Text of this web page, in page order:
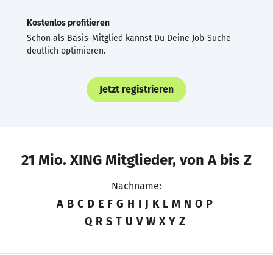
Kostenlos profitieren
Schon als Basis-Mitglied kannst Du Deine Job-Suche
deutlich optimieren.
Jetzt registrieren
21 Mio. XING Mitglieder, von A bis Z
Nachname:
A B C D E F G H I J K L M N O P
Q R S T U V W X Y Z